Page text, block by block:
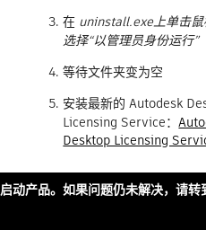
在 uninstall.exe上单击
选择“以管理员身份运行”
等待文件夹变为空
安装最新的 Autodesk
Licensing Service：
Desktop Licensing
启动产品。如果问题仍未解决，请转